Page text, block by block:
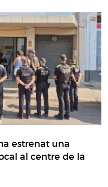
estrenat una
al centre de la